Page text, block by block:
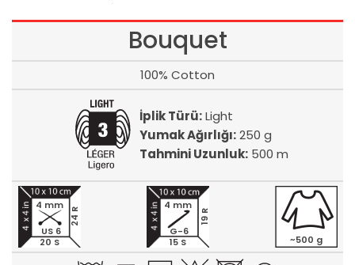
Bouquet
100% Cotton
İplik Türü:Light
Yumak Ağırlığı:250 g
Tahmini Uzunluk: 500 m
20 S
24 R
4 mm
US 6
15 S
19 R
4 mm
G-6
~500 g